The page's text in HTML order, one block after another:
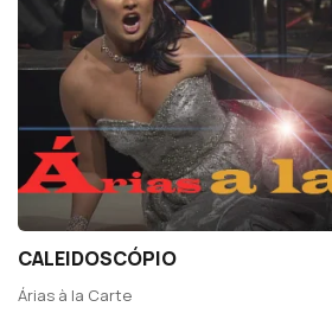
CALEIDOSCÓPIO
Árias à la Carte